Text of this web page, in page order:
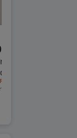
cena
-
cienie